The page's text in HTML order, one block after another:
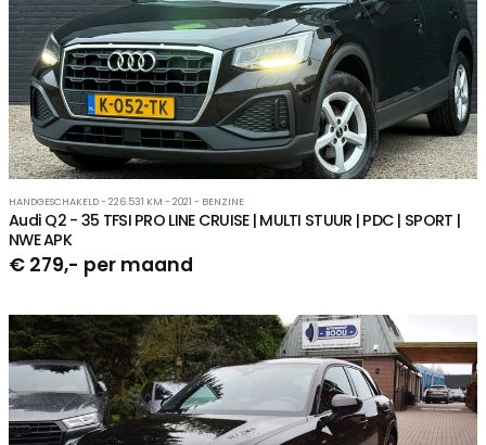
HANDGESCHAKELD - 226.531 KM - 2021 - BENZINE
Audi Q2 - 35 TFSI PRO LINE CRUISE | MULTI STUUR | PDC | SPORT |
NWE APK
€ 279,- per maand